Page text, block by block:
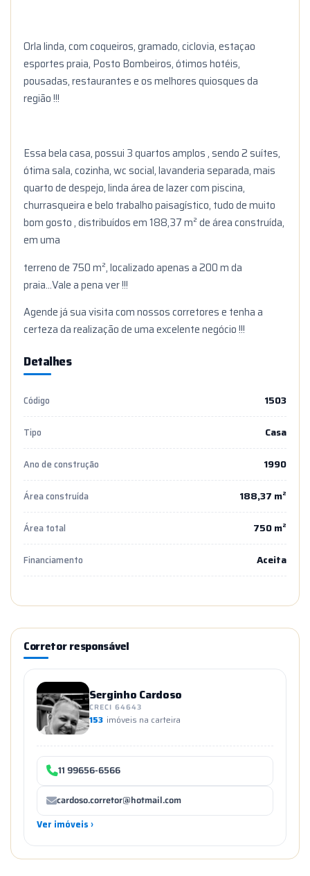
Orla linda, com coqueiros, gramado, ciclovia, estaçao
esportes praia, Posto Bombeiros, ótimos hotéis,
pousadas, restaurantes e os melhores quiosques da
região !!!
Essa bela casa, possui 3 quartos amplos , sendo 2 suítes,
ótima sala, cozinha, wc social, lavanderia separada, mais
quarto de despejo, linda área de lazer com piscina,
churrasqueira e belo trabalho paisagístico, tudo de muito
bom gosto , distribuídos em 188,37 m² de área construída,
em uma
terreno de 750 m², localizado apenas a 200 m da
praia...Vale a pena ver !!!
Agende já sua visita com nossos corretores e tenha a
certeza da realização de uma excelente negócio !!!
Detalhes
Código 1503
Tipo Casa
Ano de construção 1990
Área construída 188,37 m²
Área total 750 m²
Financiamento Aceita
Corretor responsável
Serginho Cardoso
CRECI 64643
153 imóveis na carteira
11 99656-6566
cardoso.corretor@hotmail.com
Ver imóveis ›